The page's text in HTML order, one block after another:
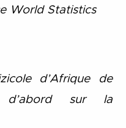
World Statistics
d’Afrique de
d’abord sur la